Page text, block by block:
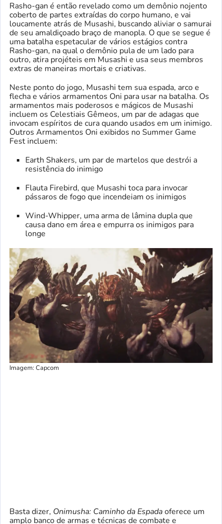
Rasho-gan é então revelado como um demônio nojento
coberto de partes extraídas do corpo humano, e vai
loucamente atrás de Musashi, buscando aliviar o samurai
de seu amaldiçoado braço de manopla. O que se segue é
uma batalha espetacular de vários estágios contra
Rasho-gan, na qual o demônio pula de um lado para
outro, atira projéteis em Musashi e usa seus membros
extras de maneiras mortais e criativas.
Neste ponto do jogo, Musashi tem sua espada, arco e
flecha e vários armamentos Oni para usar na batalha. Os
armamentos mais poderosos e mágicos de Musashi
incluem os Celestiais Gêmeos, um par de adagas que
invocam espíritos de cura quando usados ​​em um inimigo.
Outros Armamentos Oni exibidos no Summer Game
Fest incluem:
Earth Shakers, um par de martelos que destrói a
resistência do inimigo
Flauta Firebird, que Musashi toca para invocar
pássaros de fogo que incendeiam os inimigos
Wind-Whipper, uma arma de lâmina dupla que
causa dano em área e empurra os inimigos para
longe
Imagem: Capcom
Basta dizer, Onimusha: Caminho da Espadaoferece um
amplo banco de armas e técnicas de combate e